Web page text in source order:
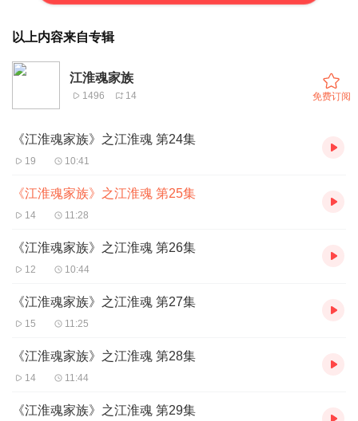
以上内容来自专辑
江淮魂家族
1496 14 免费订阅
《江淮魂家族》之江淮魂 第24集
19 10:41
《江淮魂家族》之江淮魂 第25集
14 11:28
《江淮魂家族》之江淮魂 第26集
12 10:44
《江淮魂家族》之江淮魂 第27集
15 11:25
《江淮魂家族》之江淮魂 第28集
14 11:44
《江淮魂家族》之江淮魂 第29集